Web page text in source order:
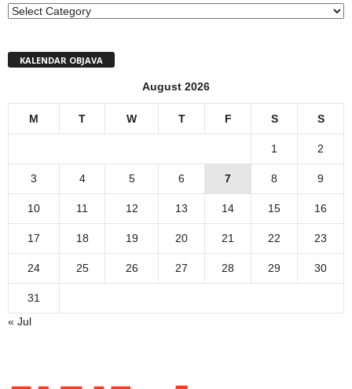
MENI
KALENDAR OBJAVA
August 2026
M T W T F S S
1 2
3 4 5 6 7 8 9
10 11 12 13 14 15 16
17 18 19 20 21 22 23
24 25 26 27 28 29 30
31
« Jul